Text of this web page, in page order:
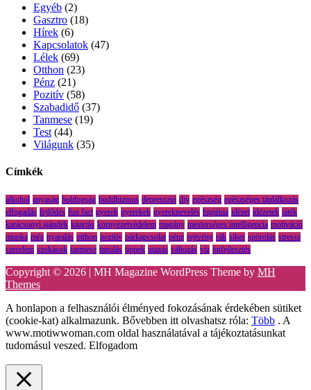
Egyéb (2)
Gasztro (18)
Hírek (6)
Kapcsolatok (47)
Lélek (69)
Otthon (23)
Pénz (21)
Pozitív (58)
Szabadidő (37)
Tanmese (19)
Test (44)
Világunk (35)
Címkék
alkohol anyaság boldogság buddhizmus depresszió diy egészség egészséges táplálkozás
elfogadás fejlődés fun fact gyerek gyerekek gyereknevelés higiénia idézet idézetek játék
karácsonyi ajándék kitartás környezetvédelem magány mesterséges intelligencia motiváció
munka méz nyaralás otthon pozitív párkapcsolat pénz rejtvény rák siker spórolás stressz
szerelem szokások tanmese tanulás tippek utazás változás víz önfejlesztés
Copyright © 2026 | MH Magazine WordPress Theme by MH
Themes
A honlapon a felhasználói élményed fokozásának érdekében sütiket
(cookie-kat) alkalmazunk. Bővebben itt olvashatsz róla: Több . A
www.motiwwoman.com oldal használatával a tájékoztatásunkat
tudomásul veszed. Elfogadom